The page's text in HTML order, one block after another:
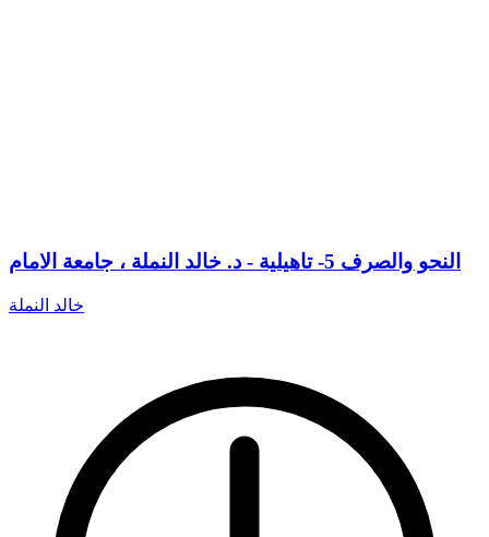
النحو والصرف 5- تاهيلية - د. خالد النملة ، جامعة الامام
خالد النملة